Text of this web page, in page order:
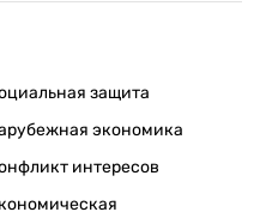
защита
экономика
интересов